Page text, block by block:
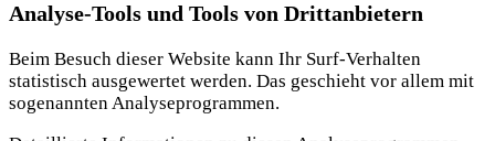
Analyse-Tools und Tools von Dritt­anbietern
Beim Besuch dieser Website kann Ihr Surf-Verhalten
statistisch ausgewertet werden. Das geschieht vor allem mit
sogenannten Analyseprogrammen.